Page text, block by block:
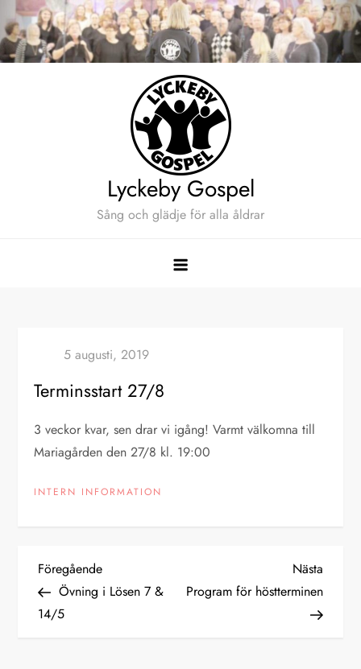
Hoppa
till
innehåll
Lyckeby Gospel
Sång och glädje för alla åldrar
Terminsstart 27/8
3 veckor kvar, sen drar vi igång! Varmt välkomna till
Mariagården den 27/8 kl. 19:00
INTERN INFORMATION
I
n
Föregående
inlägg
Föregående
Övning i Lösen 7 &
14/5
Nästa
inlägg
Nästa
Program för höstterminen